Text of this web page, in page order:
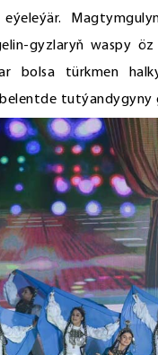
gyzlaryň waspy
bolsa türkmen
tutýandygyny